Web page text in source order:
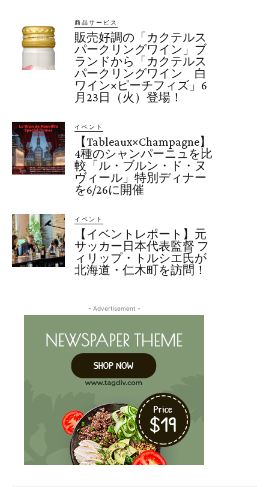
商品サービス
販売好調の「カクテルス
パークリングワイン」ブ
ランドから「カクテルス
パークリングワイン 白
ワイン×ピーチフィズ」6
月23日（火）登場！
イベント
【Tableaux×Champagne】
4種のシャンパーニュを比
較「ル・ブルン・ド・ヌ
ヴィール」特別ディナー
を6/26に開催
イベント
【イベントレポート】元
サッカー日本代表監督 フ
ィリップ・トルシエ氏が
北海道・仁木町を訪問！
- Advertisement -